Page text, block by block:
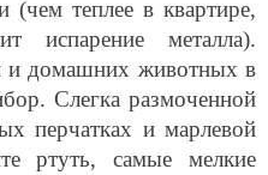
теплее в квартире,
испарение металла).
и домашних животных в
Слегка размоченной
перчатках и марлевой
ртуть, самые мелкие